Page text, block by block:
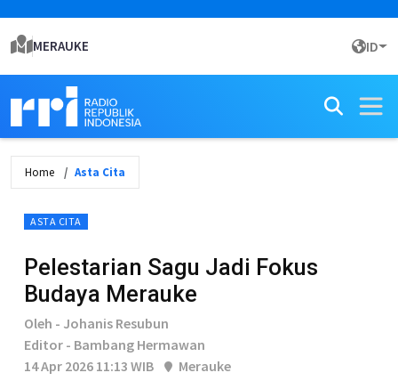
MERAUKE ID
Home Asta Cita
ASTA CITA
Pelestarian Sagu Jadi Fokus
Budaya Merauke
Oleh - Johanis Resubun
Editor - Bambang Hermawan
14 Apr 2026 11:13 WIB
Merauke